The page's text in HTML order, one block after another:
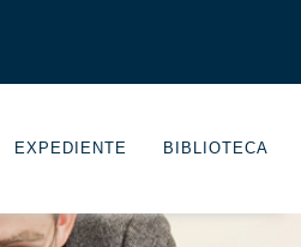
EXPEDIENTE BIBLIOTECA